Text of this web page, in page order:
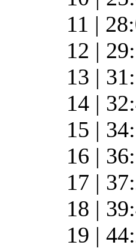
11 |
12 |
13 |
14 |
15 |
16 |
17 |
18 |
19 |